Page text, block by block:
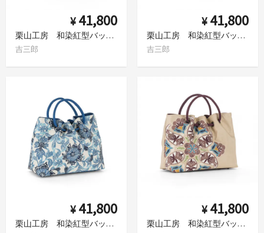
¥ 41,800
栗山工房 和染紅型バッグ 泰山木
吉三郎
¥ 41,800
栗山工房 和染紅型バッグ 蝶にアルストロメリア
吉三郎
¥ 41,800
栗山工房 和染紅型バッグ 彦根更紗
¥ 41,800
栗山工房 和染紅型バッグ 花更紗